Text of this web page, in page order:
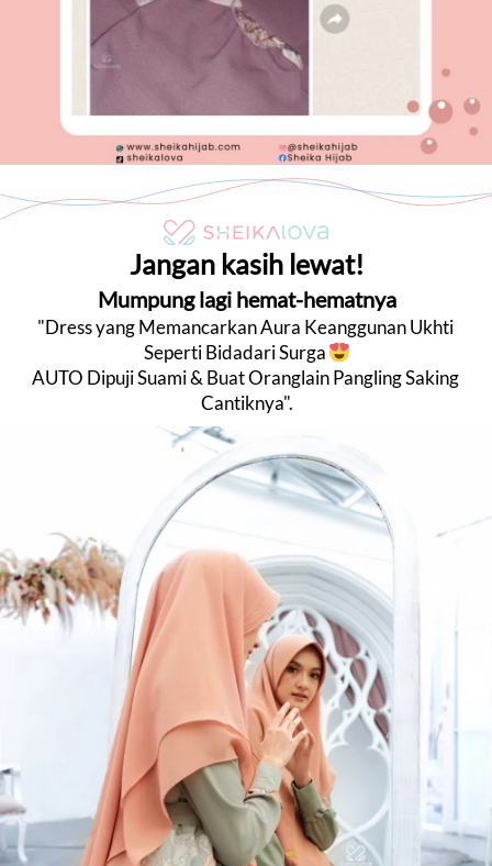
Jangan kasih lewat!
Mumpung lagi hemat-hematnya
"Dress yang Memancarkan Aura Keanggunan Ukhti
Seperti Bidadari Surga
AUTO Dipuji Suami & Buat Oranglain Pangling Saking
Cantiknya".